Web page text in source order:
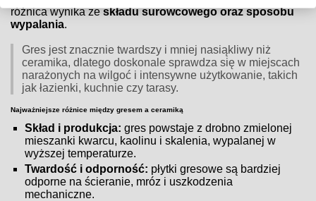
różnica wynika zeskładu surowcowego oraz sposobu
wypalania.
Gres jest znacznie twardszy i mniej nasiąkliwy niż
ceramika, dlatego doskonale sprawdza się w miejscach
narażonych na wilgoć i intensywne użytkowanie, takich
jak łazienki, kuchnie czy tarasy.
Najważniejsze różnice między gresem a ceramiką
Skład i produkcja: gres powstaje z drobno zmielonej
mieszanki kwarcu, kaolinu i skalenia, wypalanej w
wyższej temperaturze.
Twardość i odporność: płytki gresowe są bardziej
odporne na ścieranie, mróz i uszkodzenia
mechaniczne.